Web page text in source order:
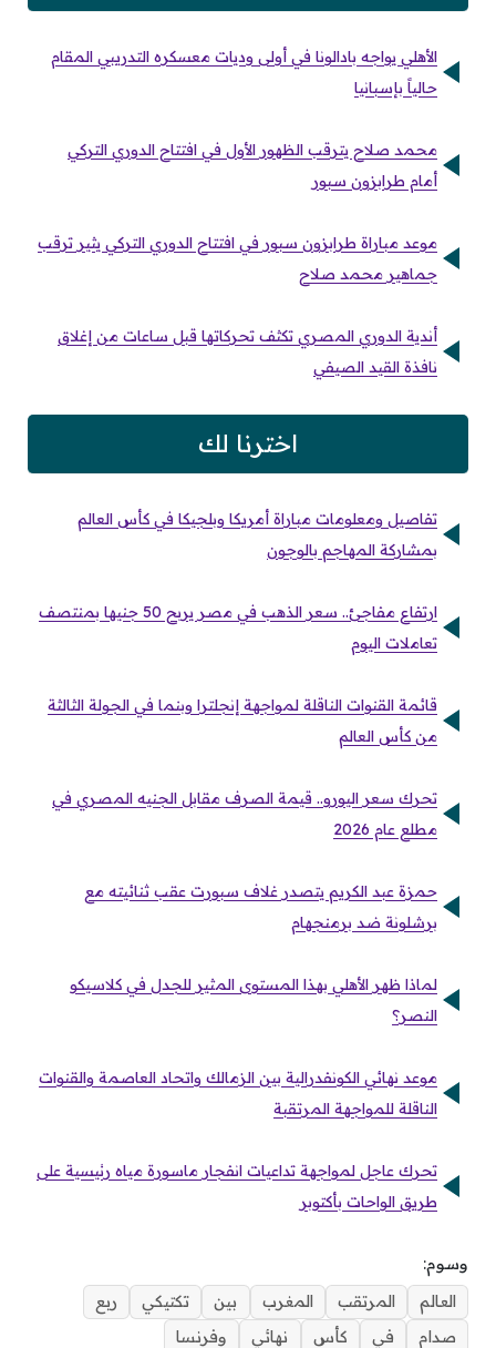
الأهلي يواجه بادالونا في أولى وديات معسكره التدريبي المقام
حالياً بإسبانيا
محمد صلاح يترقب الظهور الأول في افتتاح الدوري التركي
أمام طرابزون سبور
موعد مباراة طرابزون سبور في افتتاح الدوري التركي يثير ترقب
جماهير محمد صلاح
أندية الدوري المصري تكثف تحركاتها قبل ساعات من إغلاق
نافذة القيد الصيفي
اخترنا لك
تفاصيل ومعلومات مباراة أمريكا وبلجيكا في كأس العالم
بمشاركة المهاجم بالوجون
ارتفاع مفاجئ.. سعر الذهب في مصر يربح 50 جنيها بمنتصف
تعاملات اليوم
قائمة القنوات الناقلة لمواجهة إنجلترا وبنما في الجولة الثالثة
من كأس العالم
تحرك سعر اليورو.. قيمة الصرف مقابل الجنيه المصري في
مطلع عام 2026
حمزة عبد الكريم يتصدر غلاف سبورت عقب ثنائيته مع
برشلونة ضد برمنجهام
لماذا ظهر الأهلي بهذا المستوى المثير للجدل في كلاسيكو
النصر؟
موعد نهائي الكونفدرالية بين الزمالك واتحاد العاصمة والقنوات
الناقلة للمواجهة المرتقبة
تحرك عاجل لمواجهة تداعيات انفجار ماسورة مياه رئيسية على
طريق الواحات بأكتوبر
وسوم:
العالم
المرتقب المغرب بين تكتيكي
ربع
صدام
في كأس نهائي وفرنسا